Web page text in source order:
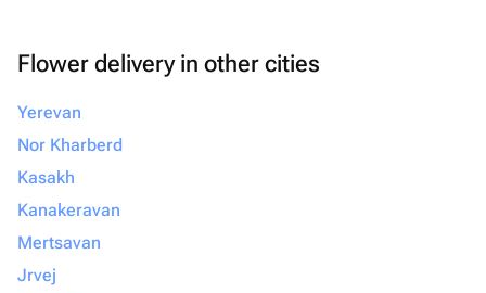
Flower delivery in other cities
Yerevan
Nor Kharberd
Kasakh
Kanakeravan
Mertsavan
Jrvej